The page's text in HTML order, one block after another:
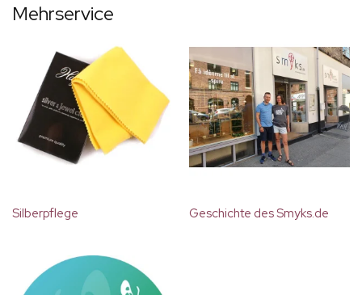
Mehrservice
Silberpflege Geschichte des Smyks.de